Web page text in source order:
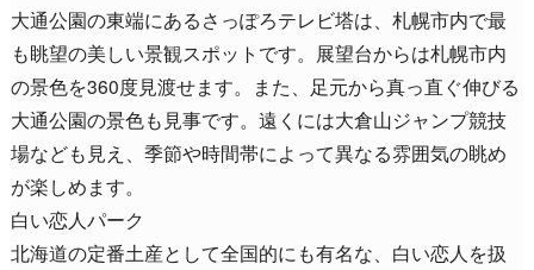
大通公園の東端にあるさっぽろテレビ塔は、札幌市内で最
も眺望の美しい景観スポットです。展望台からは札幌市内
の景色を360度見渡せます。また、足元から真っ直ぐ伸びる
大通公園の景色も見事です。遠くには大倉山ジャンプ競技
場なども見え、季節や時間帯によって異なる雰囲気の眺め
が楽しめます。
白い恋人パーク
北海道の定番土産として全国的にも有名な、白い恋人を扱